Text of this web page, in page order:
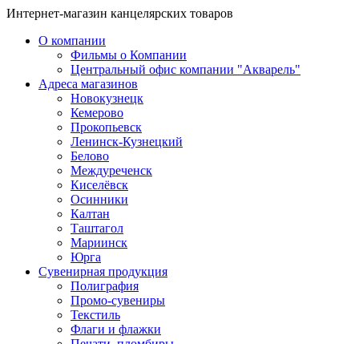
Интернет-магазин канцелярских товаров
О компании
Фильмы о Компании
Центральный офис компании "Акварель"
Адреса магазинов
Новокузнецк
Кемерово
Прокопьевск
Ленинск-Кузнецкий
Белово
Междуреченск
Киселёвск
Осинники
Калтан
Таштагол
Мариинск
Юрга
Сувенирная продукция
Полиграфия
Промо-сувениры
Текстиль
Флаги и флажки